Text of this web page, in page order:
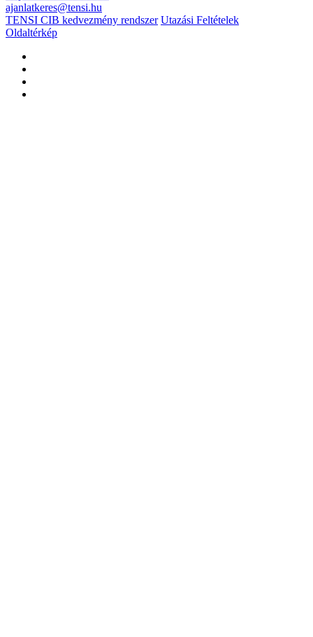
ajanlatkeres@tensi.hu
TENSI CIB kedvezmény rendszer Utazási Feltételek
Oldaltérkép